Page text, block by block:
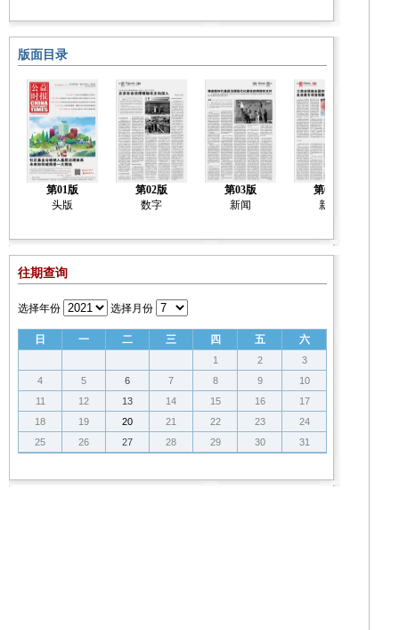
版面目录
第01版
头版
第02版
数字
第03版
新闻
第04版
新闻
往期查询
选择年份 选择月份
日 一 二 三 四 五 六
1 2
3
4
5 6 7 8 9
10
11
12 13 14 15 16
17
18
19 20 21 22 23
24
25
26 27 28 29 30 31